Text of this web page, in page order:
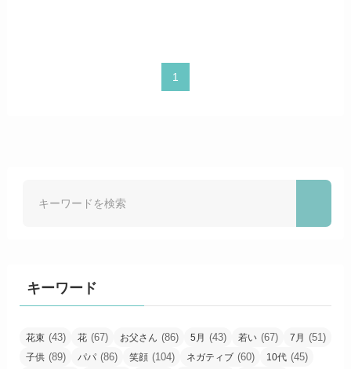
1
キーワード
花束 (43) 花 (67) お父さん (86) 5月 (43) 若い (67) 7月 (51)
子供 (89) パパ (86) 笑顔 (104) ネガティブ (60) 10代 (45)